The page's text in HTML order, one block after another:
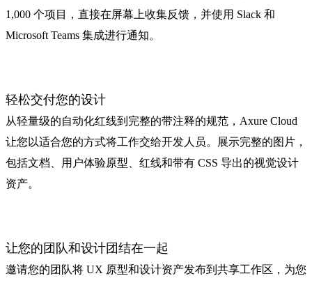
1,000 个项目，直接在屏幕上收集反馈，并使用 Slack 和
Microsoft Teams 集成进行通知。
轻松交付您的设计
从轻量级的自动化红线到完整的带注释的规范，Axure Cloud
让您以适合您的方式将工作交给开发人员。展示完整的图片，
包括文档、用户体验原型、红线和带有 CSS 导出的视觉设计
资产。
让您的团队和设计团结在一起
邀请您的团队将 UX 原型和设计资产发布到共享工作区，为您